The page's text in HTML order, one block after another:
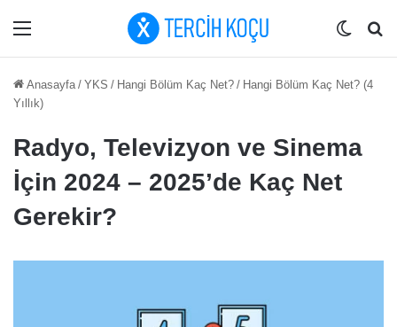
Menü Dış
Anasayfa / YKS / Hangi Bölüm Kaç Net? / Hangi Bölüm Kaç Net? (4
Yıllık)
Radyo, Televizyon ve Sinema
İçin 2024 – 2025’de Kaç Net
Gerekir?